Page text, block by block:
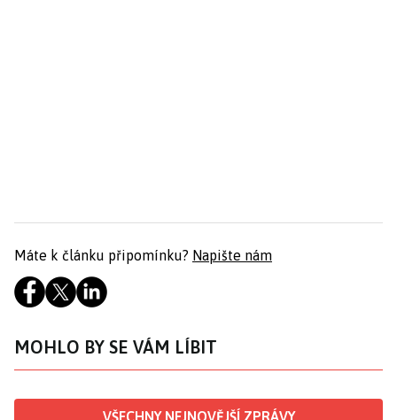
Máte k článku připomínku? Napište nám
MOHLO BY SE VÁM LÍBIT
VŠECHNY NEJNOVĚJŠÍ ZPRÁVY